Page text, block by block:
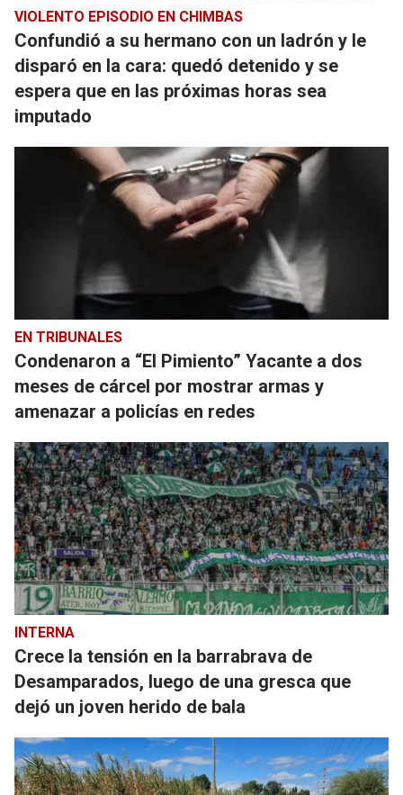
VIOLENTO EPISODIO EN CHIMBAS
Confundió a su hermano con un ladrón y le
disparó en la cara: quedó detenido y se
espera que en las próximas horas sea
imputado
EN TRIBUNALES
Condenaron a “El Pimiento” Yacante a dos
meses de cárcel por mostrar armas y
amenazar a policías en redes
INTERNA
Crece la tensión en la barrabrava de
Desamparados, luego de una gresca que
dejó un joven herido de bala